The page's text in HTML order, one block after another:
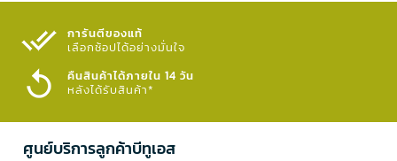
การันตีของแท้
เลือกช้อปได้อย่างมั่นใจ​
คืนสินค้าได้ภายใน 14 วัน
หลังได้รับสินค้า*
ศูนย์บริการลูกค้าบีทูเอส